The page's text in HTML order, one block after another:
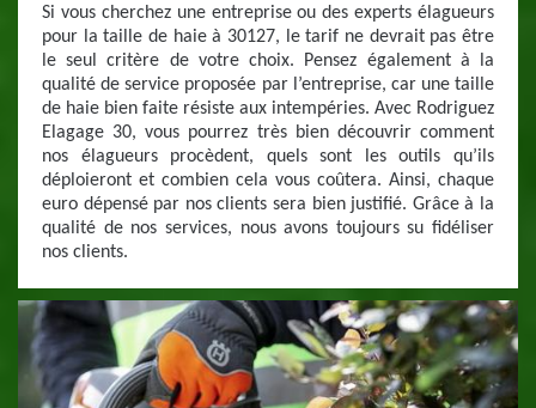
Si vous cherchez une entreprise ou des experts élagueurs
pour la taille de haie à 30127, le tarif ne devrait pas être
le seul critère de votre choix. Pensez également à la
qualité de service proposée par l’entreprise, car une taille
de haie bien faite résiste aux intempéries. Avec Rodriguez
Elagage 30, vous pourrez très bien découvrir comment
nos élagueurs procèdent, quels sont les outils qu’ils
déploieront et combien cela vous coûtera. Ainsi, chaque
euro dépensé par nos clients sera bien justifié. Grâce à la
qualité de nos services, nous avons toujours su fidéliser
nos clients.